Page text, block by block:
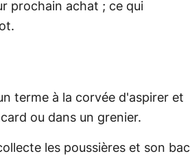
prochain achat ; ce qui
terme à la corvée d'aspirer et
ou dans un grenier.
les poussières et son bac